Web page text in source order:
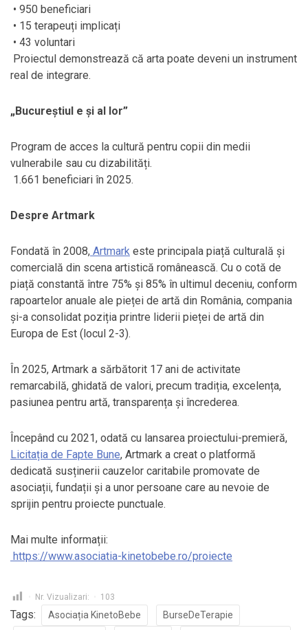
• 950 beneficiari
• 15 terapeuți implicați
• 43 voluntari
Proiectul demonstrează că arta poate deveni un instrument
real de integrare.
„Bucureștiul e și al lor”
Program de acces la cultură pentru copii din medii
vulnerabile sau cu dizabilități.
1.661 beneficiari în 2025.
Despre Artmark
Fondată în 2008, Artmark este principala piață culturală și
comercială din scena artistică românească. Cu o cotă de
piață constantă între 75% și 85% în ultimul deceniu, conform
rapoartelor anuale ale pieței de artă din România, compania
și-a consolidat poziția printre liderii pieței de artă din
Europa de Est (locul 2-3).
În 2025, Artmark a sărbătorit 17 ani de activitate
remarcabilă, ghidată de valori, precum tradiția, excelența,
pasiunea pentru artă, transparența și încrederea.
Începând cu 2021, odată cu lansarea proiectului-premieră,
Licitația de Fapte Bune, Artmark a creat o platformă
dedicată susținerii cauzelor caritabile promovate de
asociații, fundații și a unor persoane care au nevoie de
sprijin pentru proiecte punctuale.
Mai multe informații:
https://www.asociatia-kinetobebe.ro/proiecte
Nr. Vizualizari: 103
Tags: Asociația KinetoBebe
BurseDeTerapie